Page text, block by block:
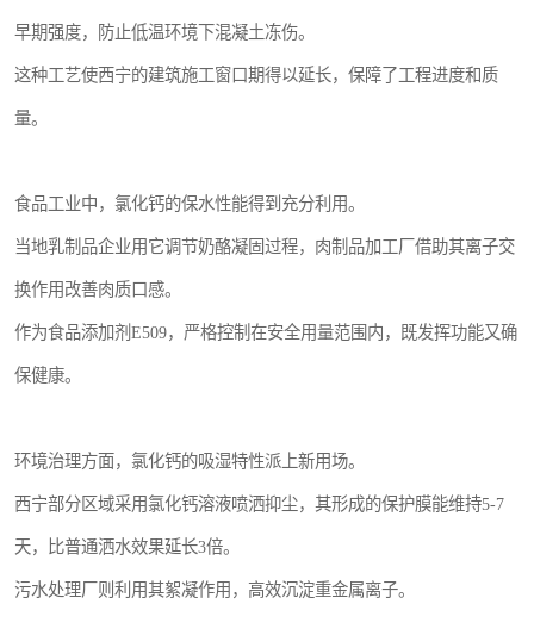
早期强度，防止低温环境下混凝土冻伤。
这种工艺使西宁的建筑施工窗口期得以延长，保障了工程进度和质
量。
食品工业中，氯化钙的保水性能得到充分利用。
当地乳制品企业用它调节奶酪凝固过程，肉制品加工厂借助其离子交
换作用改善肉质口感。
作为食品添加剂E509，严格控制在安全用量范围内，既发挥功能又确
保健康。
环境治理方面，氯化钙的吸湿特性派上新用场。
西宁部分区域采用氯化钙溶液喷洒抑尘，其形成的保护膜能维持5-7
天，比普通洒水效果延长3倍。
污水处理厂则利用其絮凝作用，高效沉淀重金属离子。